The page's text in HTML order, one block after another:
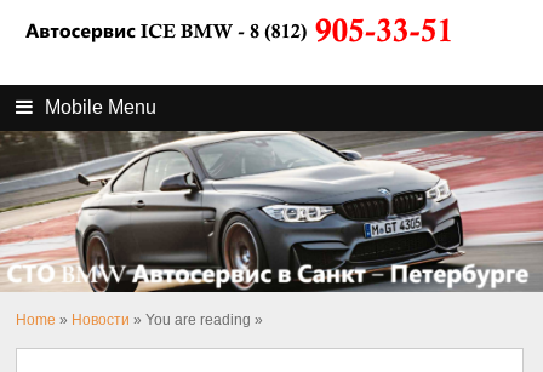
Mobile Menu
Home » Новости » You are reading »